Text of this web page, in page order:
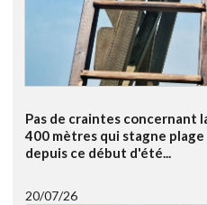
Pas de craintes concernant
400 mètres qui stagne
depuis ce début d'été...
20/07/26